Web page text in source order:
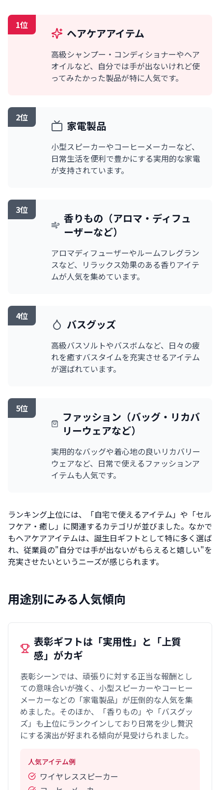
1位
ヘアケアアイテム
高級シャンプー・コンディショナーやヘア
オイルなど、自分では手が出ないけれど使
ってみたかった製品が特に人気です。
2位
家電製品
小型スピーカーやコーヒーメーカーなど、
日常生活を便利で豊かにする実用的な家電
が支持されています。
3位
香りもの（アロマ・ディフュ
ーザーなど）
アロマディフューザーやルームフレグラン
スなど、リラックス効果のある香りアイテ
ムが人気を集めています。
4位
バスグッズ
高級バスソルトやバスボムなど、日々の疲
れを癒すバスタイムを充実させるアイテム
が選ばれています。
5位
ファッション（バッグ・リカバ
リーウェアなど）
実用的なバッグや着心地の良いリカバリー
ウェアなど、日常で使えるファッションア
イテムも人気です。
ランキング上位には、「自宅で使えるアイテム」や「セル
フケア・癒し」に関連するカテゴリが並びました。なかで
もヘアケアアイテムは、誕生日ギフトとして特に多く選ば
れ、従業員の"自分では手が出ないがもらえると嬉しい"を
充実させたいというニーズが感じられます。
用途別にみる人気傾向
表彰ギフトは「実用性」と「上質
感」がカギ
表彰シーンでは、頑張りに対する正当な報酬とし
ての意味合いが強く、小型スピーカーやコーヒー
メーカーなどの「家電製品」が圧倒的な人気を集
めました。そのほか、「香りもの」や「バスグッ
ズ」も上位にランクインしており日常を少し贅沢
にする演出が好まれる傾向が見受けられました。
人気アイテム例
ワイヤレススピーカー